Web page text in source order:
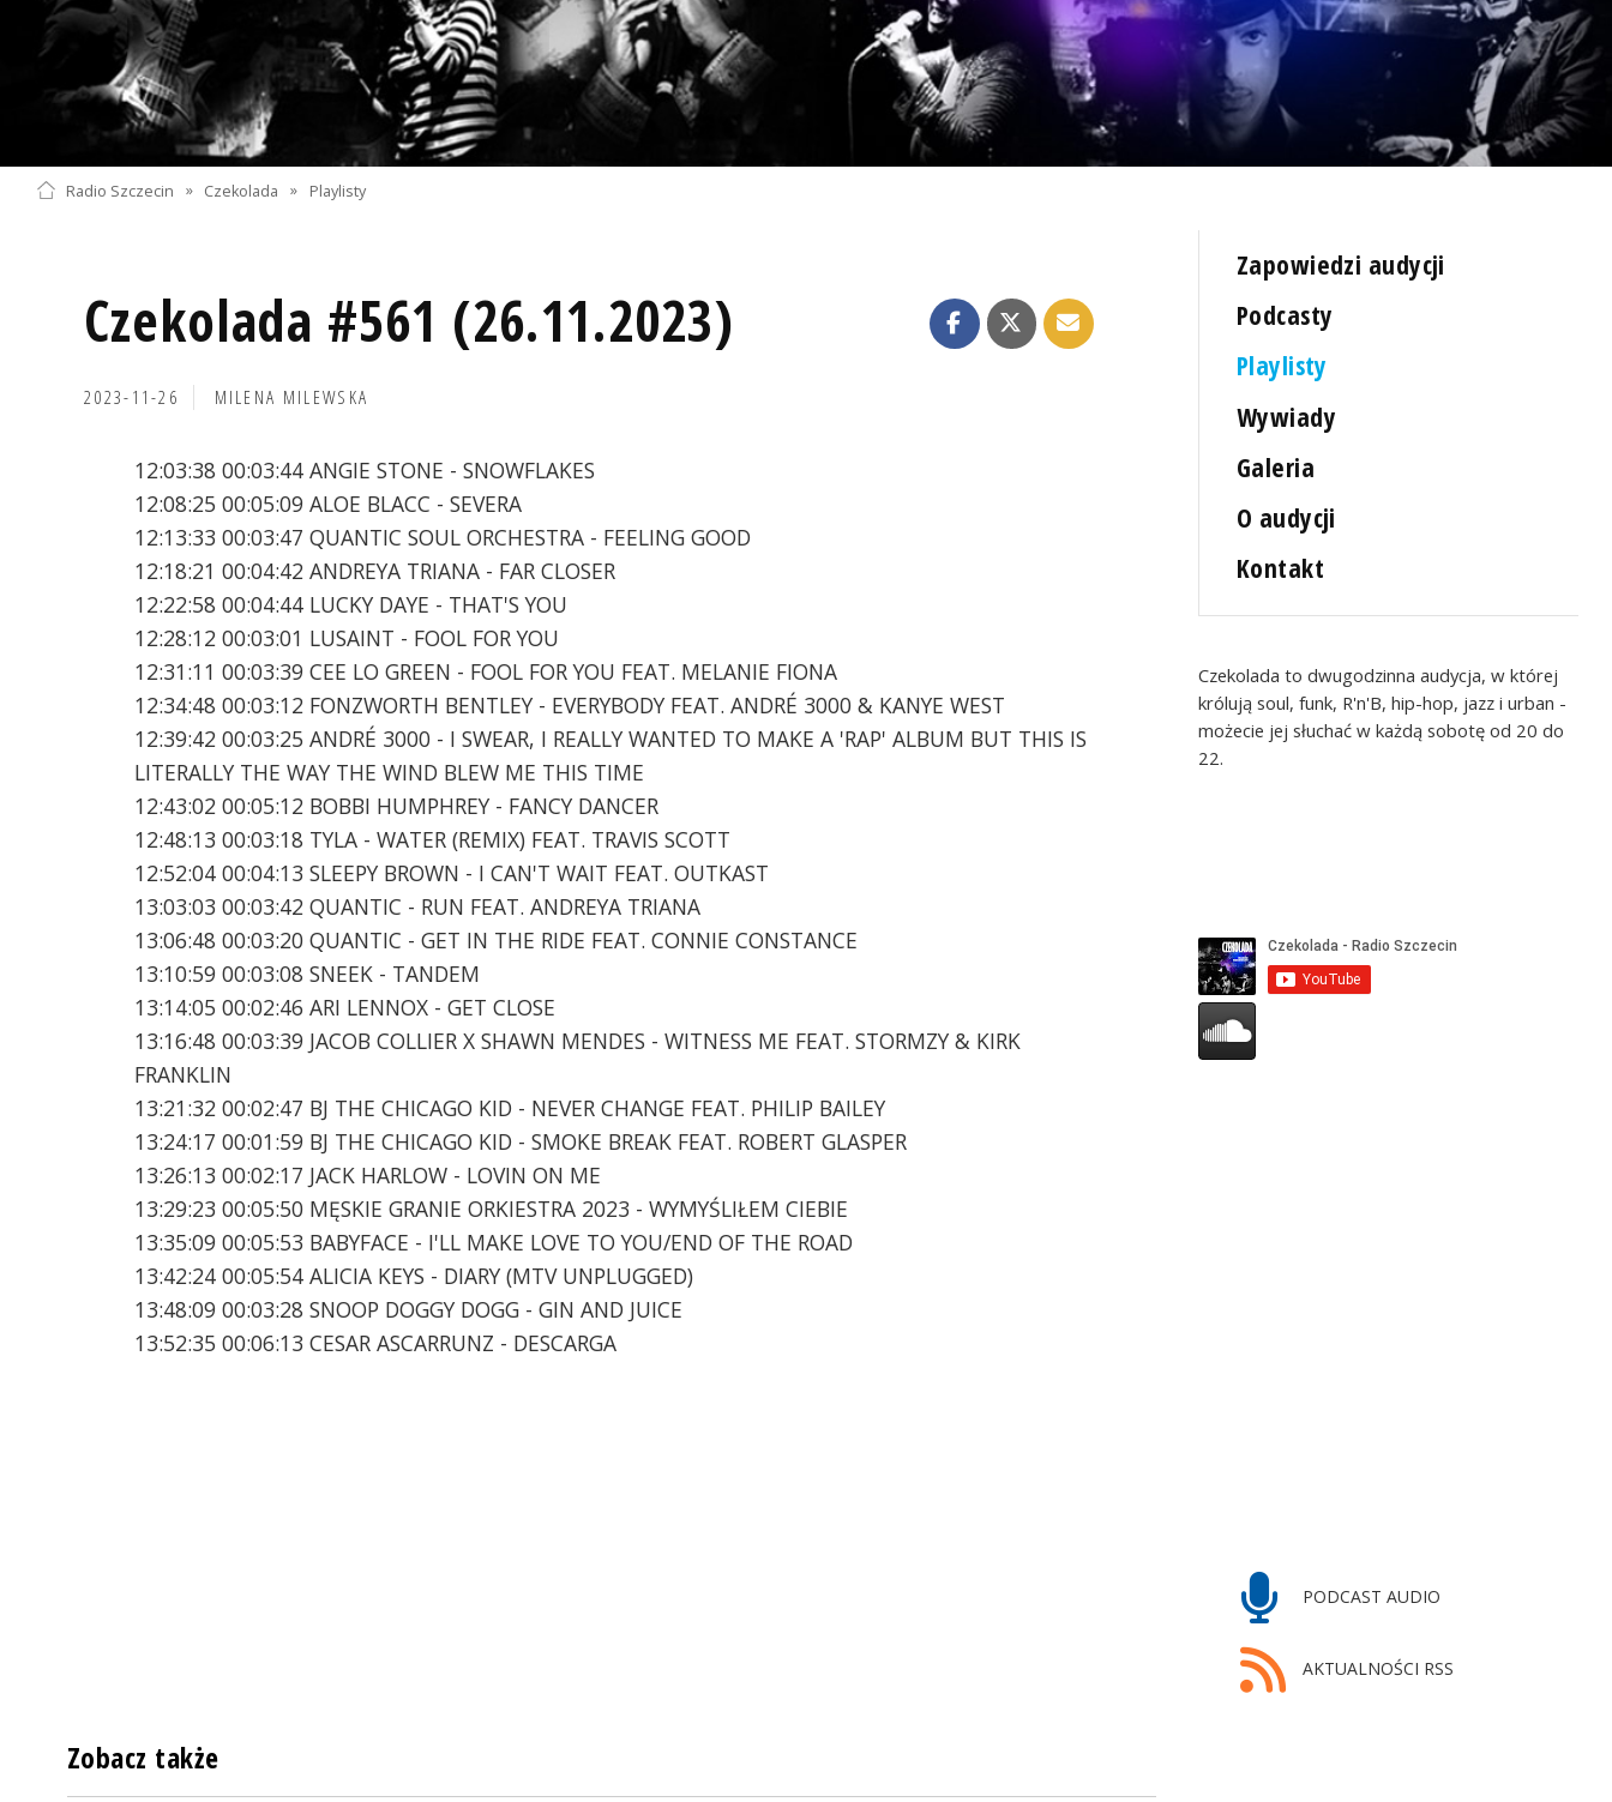
Radio Szczecin » Czekolada » Playlisty
Czekolada #561 (26.11.2023)
2023-11-26 MILENA MILEWSKA
12:03:38 00:03:44 ANGIE STONE - SNOWFLAKES
12:08:25 00:05:09 ALOE BLACC - SEVERA
12:13:33 00:03:47 QUANTIC SOUL ORCHESTRA - FEELING GOOD
12:18:21 00:04:42 ANDREYA TRIANA - FAR CLOSER
12:22:58 00:04:44 LUCKY DAYE - THAT'S YOU
12:28:12 00:03:01 LUSAINT - FOOL FOR YOU
12:31:11 00:03:39 CEE LO GREEN - FOOL FOR YOU FEAT. MELANIE FIONA
12:34:48 00:03:12 FONZWORTH BENTLEY - EVERYBODY FEAT. ANDRÉ 3000 & KANYE WEST
12:39:42 00:03:25 ANDRÉ 3000 - I SWEAR, I REALLY WANTED TO MAKE A 'RAP' ALBUM BUT THIS IS
LITERALLY THE WAY THE WIND BLEW ME THIS TIME
12:43:02 00:05:12 BOBBI HUMPHREY - FANCY DANCER
12:48:13 00:03:18 TYLA - WATER (REMIX) FEAT. TRAVIS SCOTT
12:52:04 00:04:13 SLEEPY BROWN - I CAN'T WAIT FEAT. OUTKAST
13:03:03 00:03:42 QUANTIC - RUN FEAT. ANDREYA TRIANA
13:06:48 00:03:20 QUANTIC - GET IN THE RIDE FEAT. CONNIE CONSTANCE
13:10:59 00:03:08 SNEEK - TANDEM
13:14:05 00:02:46 ARI LENNOX - GET CLOSE
13:16:48 00:03:39 JACOB COLLIER X SHAWN MENDES - WITNESS ME FEAT. STORMZY & KIRK
FRANKLIN
13:21:32 00:02:47 BJ THE CHICAGO KID - NEVER CHANGE FEAT. PHILIP BAILEY
13:24:17 00:01:59 BJ THE CHICAGO KID - SMOKE BREAK FEAT. ROBERT GLASPER
13:26:13 00:02:17 JACK HARLOW - LOVIN ON ME
13:29:23 00:05:50 MĘSKIE GRANIE ORKIESTRA 2023 - WYMYŚLIŁEM CIEBIE
13:35:09 00:05:53 BABYFACE - I'LL MAKE LOVE TO YOU/END OF THE ROAD
13:42:24 00:05:54 ALICIA KEYS - DIARY (MTV UNPLUGGED)
13:48:09 00:03:28 SNOOP DOGGY DOGG - GIN AND JUICE
13:52:35 00:06:13 CESAR ASCARRUNZ - DESCARGA
Zapowiedzi audycji
Podcasty
Playlisty
Wywiady
Galeria
O audycji
Kontakt
Czekolada to dwugodzinna audycja, w której
królują soul, funk, R'n'B, hip-hop, jazz i urban -
możecie jej słuchać w każdą sobotę od 20 do
22.
PODCAST AUDIO
AKTUALNOŚCI RSS
Zobacz także